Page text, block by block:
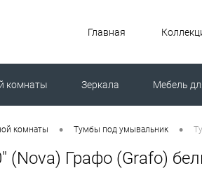
Главная
комнаты Зеркала Мебель
машиной Унитазы
комнаты • Тумбы под умывальник •
Графо (Grafo)